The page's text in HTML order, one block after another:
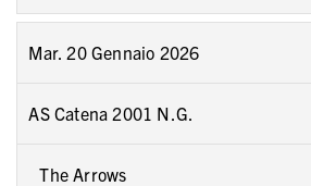
Mar. 20 Gennaio 2026
AS Catena 2001 N.G.
The Arrows